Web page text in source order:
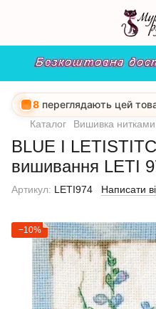
8 переглядають цей
Каталог Вишивка нитками
BLUE I
вишивання LETI
Артикул: LETI974 Написати
−10%